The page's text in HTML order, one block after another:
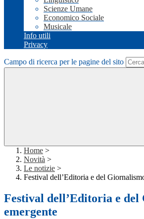
Scienze Umane
Economico Sociale
Musicale
Info utili
Privacy
Campo di ricerca per le pagine del sito
Home >
Novità >
Le notizie >
Festival dell’Editoria e del
Festival dell’Editoria e del
emergente